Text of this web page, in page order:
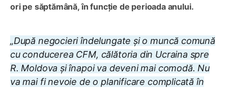
ori pe săptămână, în funcție de perioada anului.
„După negocieri îndelungate și o muncă comună
cu conducerea CFM, călătoria din Ucraina spre
R. Moldova și înapoi va deveni mai comodă. Nu
va mai fi nevoie de o planificare complicată în